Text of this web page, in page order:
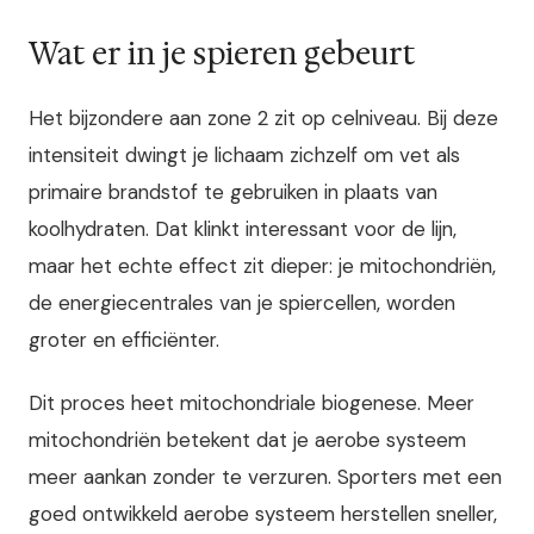
Wat er in je spieren gebeurt
Het bijzondere aan zone 2 zit op celniveau. Bij deze
intensiteit dwingt je lichaam zichzelf om vet als
primaire brandstof te gebruiken in plaats van
koolhydraten. Dat klinkt interessant voor de lijn,
maar het echte effect zit dieper: je mitochondriën,
de energiecentrales van je spiercellen, worden
groter en efficiënter.
Dit proces heet mitochondriale biogenese. Meer
mitochondriën betekent dat je aerobe systeem
meer aankan zonder te verzuren. Sporters met een
goed ontwikkeld aerobe systeem herstellen sneller,